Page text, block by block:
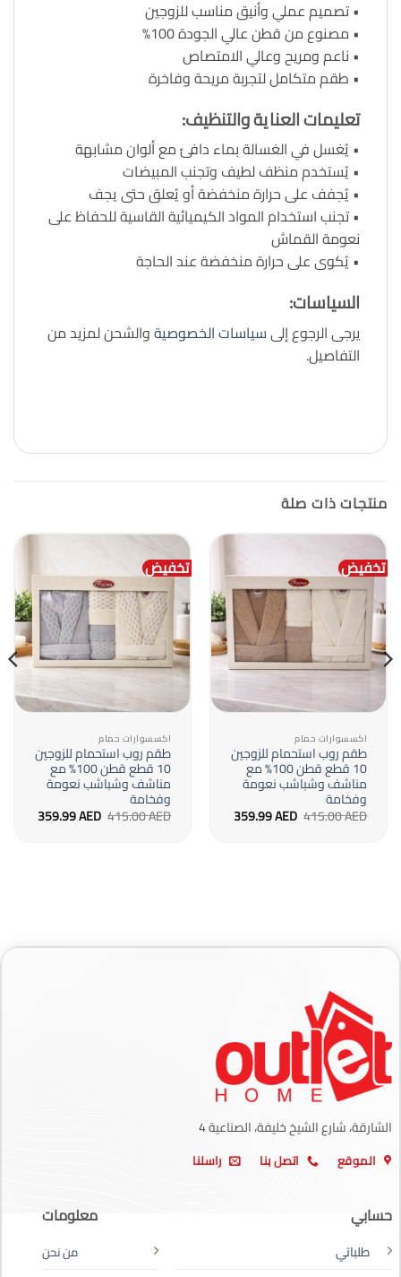
• تصميم عملي وأنيق مناسب للزوجين
• مصنوع من قطن عالي الجودة 100%
• ناعم ومريح وعالي الامتصاص
• طقم متكامل لتجربة مريحة وفاخرة
تعليمات العناية والتنظيف:
• يُغسل في الغسالة بماء دافئ مع ألوان مشابهة
• يُستخدم منظف لطيف وتجنب المبيضات
• يُجفف على حرارة منخفضة أو يُعلق حتى يجف
• تجنب استخدام المواد الكيميائية القاسية للحفاظ على
نعومة القماش
• يُكوى على حرارة منخفضة عند الحاجة
السياسات:
يرجى الرجوع إلىسياسات الخصوصيةوالشحن لمزيد من
التفاصيل.
منتجات ذات صلة
تخفيض
اكسسوارات حمام
طقم روب استحمام للزوجين
10 قطع قطن 100% مع
مناشف وشباشب نعومة
وفخامة
415.00AED السعر
الأصلي359.99AED السعر
الحالي
تخفيض
اكسسوارات حمام
طقم روب استحمام للزوجين
10 قطع قطن 100% مع
مناشف وشباشب نعومة
وفخامة
415.00AED السعر
الأصلي359.99AED السعر
الحالي
الشارقة، شارع الشيخ خليفة، الصناعية 4
الموقع اتصل بنا راسلنا
حسابي
طلباتي
معلومات
من نحن